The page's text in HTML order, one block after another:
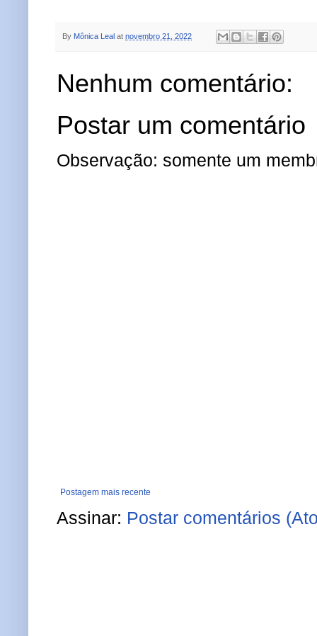
By Mônica Leal at novembro 21, 2022
Nenhum comentário:
Postar um comentário
Observação: somente um
Postagem mais recente
Assinar: Postar comentários